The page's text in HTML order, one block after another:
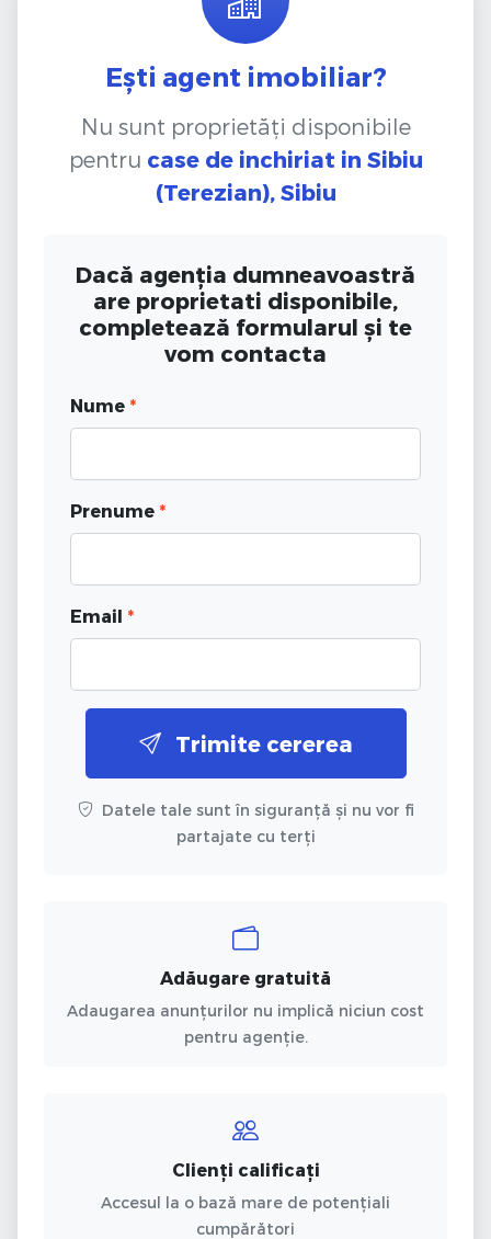
Ești agent imobiliar?
Nu sunt proprietăți disponibile
pentru case de inchiriat in Sibiu
(Terezian), Sibiu
Dacă agenția dumneavoastră
are proprietati disponibile,
completează formularul și te
vom contacta
Nume *
Prenume *
Email *
Trimite cererea
Datele tale sunt în siguranță și nu vor fi
partajate cu terți
Adăugare gratuită
Adaugarea anunțurilor nu implică niciun cost
pentru agenție.
Clienți calificați
Accesul la o bază mare de potențiali
cumpărători